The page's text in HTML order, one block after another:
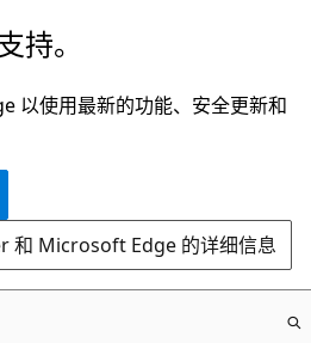
持。
以使用最新的功能、安全更新和
和 Microsoft Edge 的详细信息